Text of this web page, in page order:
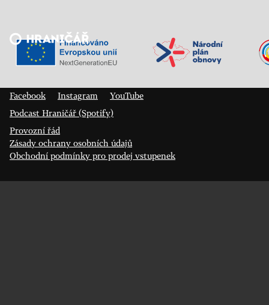
Veřejný sál Hraničář, spolek
Facebook
Instagram
YouTube
Podcast Hraničář (Spotify)
Provozní řád
Zásady ochrany osobních údajů
Obchodní podmínky pro prodej vstupenek